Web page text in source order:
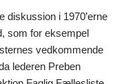
diskussion i 1970’erne
som for eksempel
vedkommende
lederen Preben